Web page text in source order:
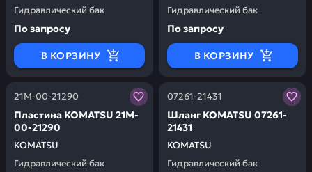
Гидравлический бак
По запросу
В КОРЗИНУ
Гидравлический бак
По запросу
В КОРЗИНУ
21M-00-21290
KOMATSU
Пластина KOMATSU 21M-
00-21290
Гидравлический бак
Заказывая запчасти у нас, вы получаете гарантию
07261-21431
KOMATSU
Шланг KOMATSU 07261-
21431
Гидравлический бак
Заказывая запчасти у